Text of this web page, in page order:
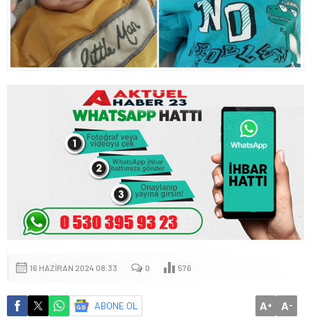
16 HAZIRAN 2024 08:33 0 576
ABONE OL A+ A-